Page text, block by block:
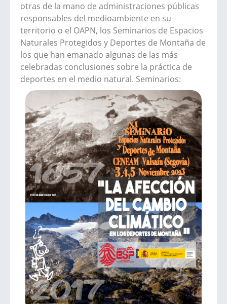
otras de la mano de administraciones públicas
responsables del medioambiente en su
territorio o el OAPN, los Seminarios de Espacios
Naturales Protegidos y Deportes de Montaña de
los que han emanado algunas de las más
celebradas conclusiones sobre la práctica de
deportes en el medio natural. Seminarios: